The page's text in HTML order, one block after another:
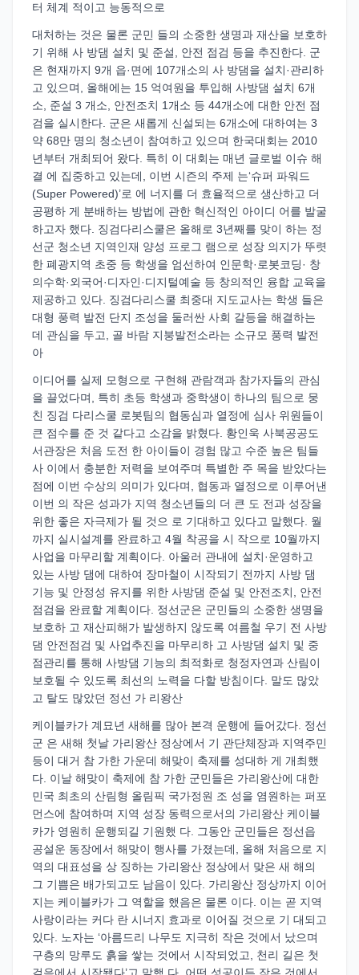
터 체계 적이고 능동적으로
대처하는 것은 물론 군민 들의 소중한 생명과 재산을 보호하
기 위해 사 방댐 설치 및 준설, 안전 점검 등을 추진한다. 군
은 현재까지 9개 읍·면에 107개소의 사 방댐을 설치·관리하
고 있으며, 올해에는 15 억여원을 투입해 사방댐 설치 6개
소, 준설 3 개소, 안전조치 1개소 등 44개소에 대한 안전 점
검을 실시한다. 군은 새롭게 신설되는 6개소에 대하여는 3
약 68만 명의 청소년이 참여하고 있으며 한국대회는 2010
년부터 개최되어 왔다. 특히 이 대회는 매년 글로벌 이슈 해
결 에 집중하고 있는데, 이번 시즌의 주제 는‘슈퍼 파워드
(Super Powered)’로 에 너지를 더 효율적으로 생산하고 더
공평하 게 분배하는 방법에 관한 혁신적인 아이디 어를 발굴
하고자 했다. 징검다리스쿨은 올해로 3년째를 맞이 하는 정
선군 청소년 지역인재 양성 프로그 램으로 성장 의지가 뚜렷
한 폐광지역 초중 등 학생을 엄선하여 인문학·로봇코딩· 창
의수학·외국어·디자인·디지털예술 등 창의적인 융합 교육을
제공하고 있다. 징검다리스쿨 최중대 지도교사는 학생 들은
대형 풍력 발전 단지 조성을 둘러싼 사회 갈등을 해결하는
데 관심을 두고, 골 바람 지붕발전소라는 소규모 풍력 발전
아
이디어를 실제 모형으로 구현해 관람객과 참가자들의 관심
을 끌었다며, 특히 초등 학생과 중학생이 하나의 팀으로 뭉
친 징검 다리스쿨 로봇팀의 협동심과 열정에 심사 위원들이
큰 점수를 준 것 같다고 소감을 밝혔다. 황인욱 사북공공도
서관장은 처음 도전 한 아이들이 경험 많고 수준 높은 팀들
사 이에서 충분한 저력을 보여주며 특별한 주 목을 받았다는
점에 이번 수상의 의미가 있다며, 협동과 열정으로 이루어낸
이번 의 작은 성과가 지역 청소년들의 더 큰 도 전과 성장을
위한 좋은 자극제가 될 것으 로 기대하고 있다고 말했다. 월
까지 실시설계를 완료하고 4월 착공을 시 작으로 10월까지
사업을 마무리할 계획이다. 아울러 관내에 설치·운영하고
있는 사방 댐에 대하여 장마철이 시작되기 전까지 사방 댐
기능 및 안정성 유지를 위한 사방댐 준설 및 안전조치, 안전
점검을 완료할 계획이다. 정선군은 군민들의 소중한 생명을
보호하 고 재산피해가 발생하지 않도록 여름철 우기 전 사방
댐 안전점검 및 사업추진을 마무리하 고 사방댐 설치 및 중
점관리를 통해 사방댐 기능의 최적화로 청정자연과 산림이
보호될 수 있도록 최선의 노력을 다할 방침이다. 말도 많았
고 탈도 많았던 정선 가 리왕산
케이블카가 계묘년 새해를 많아 본격 운행에 들어갔다. 정선
군 은 새해 첫날 가리왕산 정상에서 기 관단체장과 지역주민
등이 대거 참 가한 가운데 해맞이 축제를 성대하 게 개최했
다. 이날 해맞이 축제에 참 가한 군민들은 가리왕산에 대한
민국 최초의 산림형 올림픽 국가정원 조 성을 염원하는 퍼포
먼스에 참여하며 지역 성장 동력으로서의 가리왕산 케이블
카가 영원히 운행되길 기원했 다. 그동안 군민들은 정선읍
공설운 동장에서 해맞이 행사를 가졌는데, 올해 처음으로 지
역의 대표성을 상 징하는 가리왕산 정상에서 맞은 새 해의
그 기쁨은 배가되고도 남음이 있다. 가리왕산 정상까지 이어
지는 케이블카가 그 역할을 했음은 물론 이다. 이는 곧 지역
사랑이라는 커다 란 시너지 효과로 이어질 것으로 기 대되고
있다. 노자는 ‘아름드리 나무도 지극히 작은 것에서 났으며
구층의 망루도 흙을 쌓는 것에서 시작되었고, 천리 길은 첫